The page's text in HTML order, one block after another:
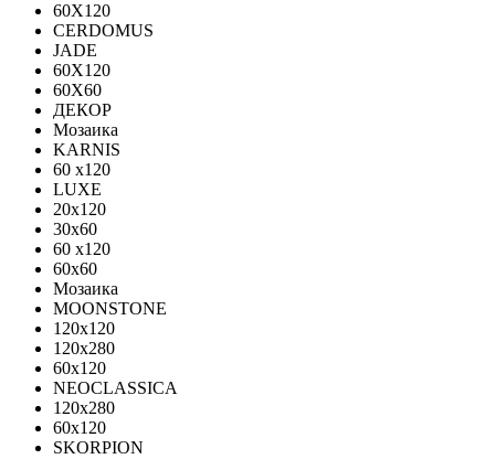
60X120
CERDOMUS
JADE
60X120
60X60
ДЕКОР
Мозаика
KARNIS
60 x120
LUXE
20x120
30х60
60 x120
60x60
Мозаика
MOONSTONE
120x120
120х280
60x120
NEOCLASSICA
120х280
60х120
SKORPION